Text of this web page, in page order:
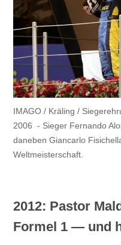
IMAGO / Kräling /
2006 - Sieger Fernando
daneben Giancarlo
Weltmeisterschaft.
2012: Pastor
Formel 1 — und